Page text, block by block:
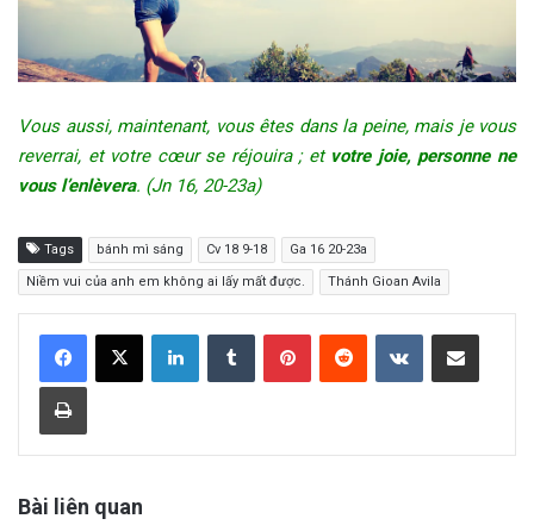
Vous aussi, maintenant, vous êtes dans la peine, mais je vous
reverrai, et votre cœur se réjouira ; et votre joie, personne ne
vous l’enlèvera. (Jn 16, 20-23a)
Tags bánh mì sáng Cv 18 9-18 Ga 16 20-23a
Niềm vui của anh em không ai lấy mất được. Thánh Gioan Avila
Bài liên quan